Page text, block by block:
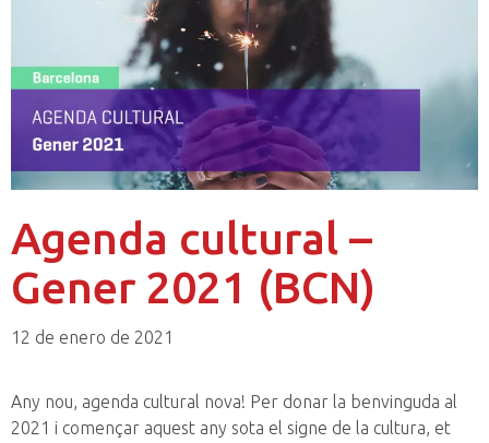
Agenda cultural –
Gener 2021 (BCN)
12 de enero de 2021
Any nou, agenda cultural nova! Per donar la benvinguda al
2021 i començar aquest any sota el signe de la cultura, et